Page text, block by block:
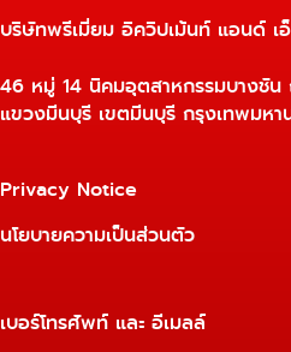
บริษัทพรีเมี่ยม อิควิปเม้นท์ แอนด์ เ
46 หมู่ 14 นิคมอุตสาหกรรมบางชัน
แขวงมีนบุรี เขตมีนบุรี กรุงเทพมหา
Privacy Notice
นโยบายความเป็นส่วนตัว
เบอร์โทรศัพท์ และ อีเมลล์